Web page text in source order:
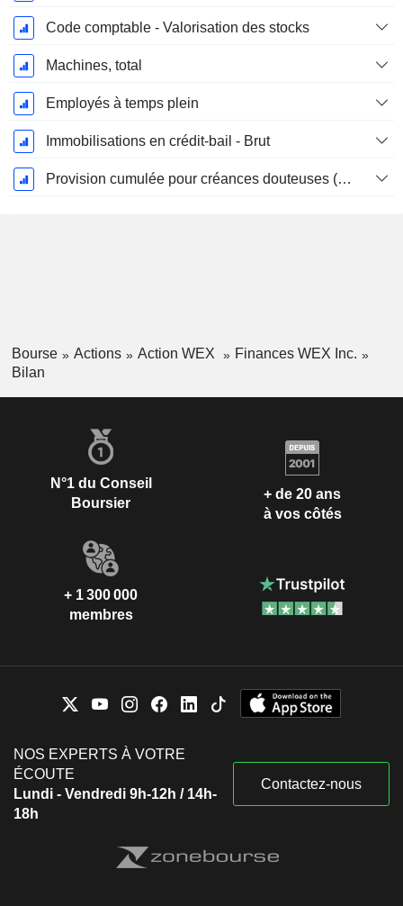
Code comptable - Valorisation des stocks
Machines, total
Employés à temps plein
Immobilisations en crédit-bail - Brut
Provision cumulée pour créances douteuses (Supple)
Bourse Actions Action WEX
Finances WEX Inc.
Bilan
N°1 du Conseil
Boursier
+ de 20 ans
à vos côtés
+ 1 300 000
membres
NOS EXPERTS À VOTRE
ÉCOUTE
Lundi - Vendredi 9h-12h / 14h-
18h
Contactez-nous